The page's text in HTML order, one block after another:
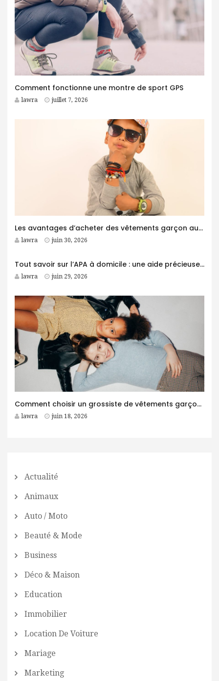
Comment fonctionne une montre de sport GPS
lawra juillet 7, 2026
Les avantages d’acheter des vêtements garçon auprès d’un grossiste
lawra juin 30, 2026
Tout savoir sur l’APA à domicile : une aide précieuse pour les personnes âgées
lawra juin 29, 2026
Comment choisir un grossiste de vêtements garçon fiable pour son business ?
lawra juin 18, 2026
Actualité
Animaux
Auto / Moto
Beauté & Mode
Business
Déco & Maison
Education
Immobilier
Location De Voiture
Mariage
Marketing